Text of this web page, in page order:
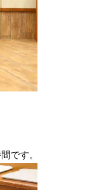
です。